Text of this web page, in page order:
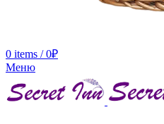
0 items / 0₽
Меню